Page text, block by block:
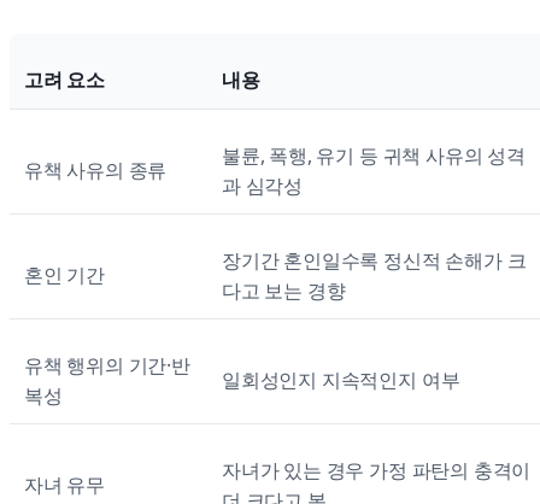
고려 요소 내용
유책 사유의 종류
불륜, 폭행, 유기 등 귀책 사유의 성격
과 심각성
혼인 기간
장기간 혼인일수록 정신적 손해가 크
다고 보는 경향
유책 행위의 기간·반
복성
일회성인지 지속적인지 여부
자녀 유무
자녀가 있는 경우 가정 파탄의 충격이